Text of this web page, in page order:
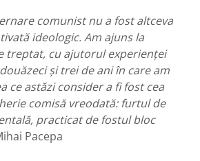
comunist nu a fost altceva
ideologic. Am ajuns la
treptat, cu ajutorul experienței
și trei de ani în care am
ce astăzi consider a fi fost cea
comisă vreodată: furtul de
practicat de fostul bloc
Pacepa